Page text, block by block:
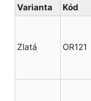
Varianta Kód
Zlatá OR121